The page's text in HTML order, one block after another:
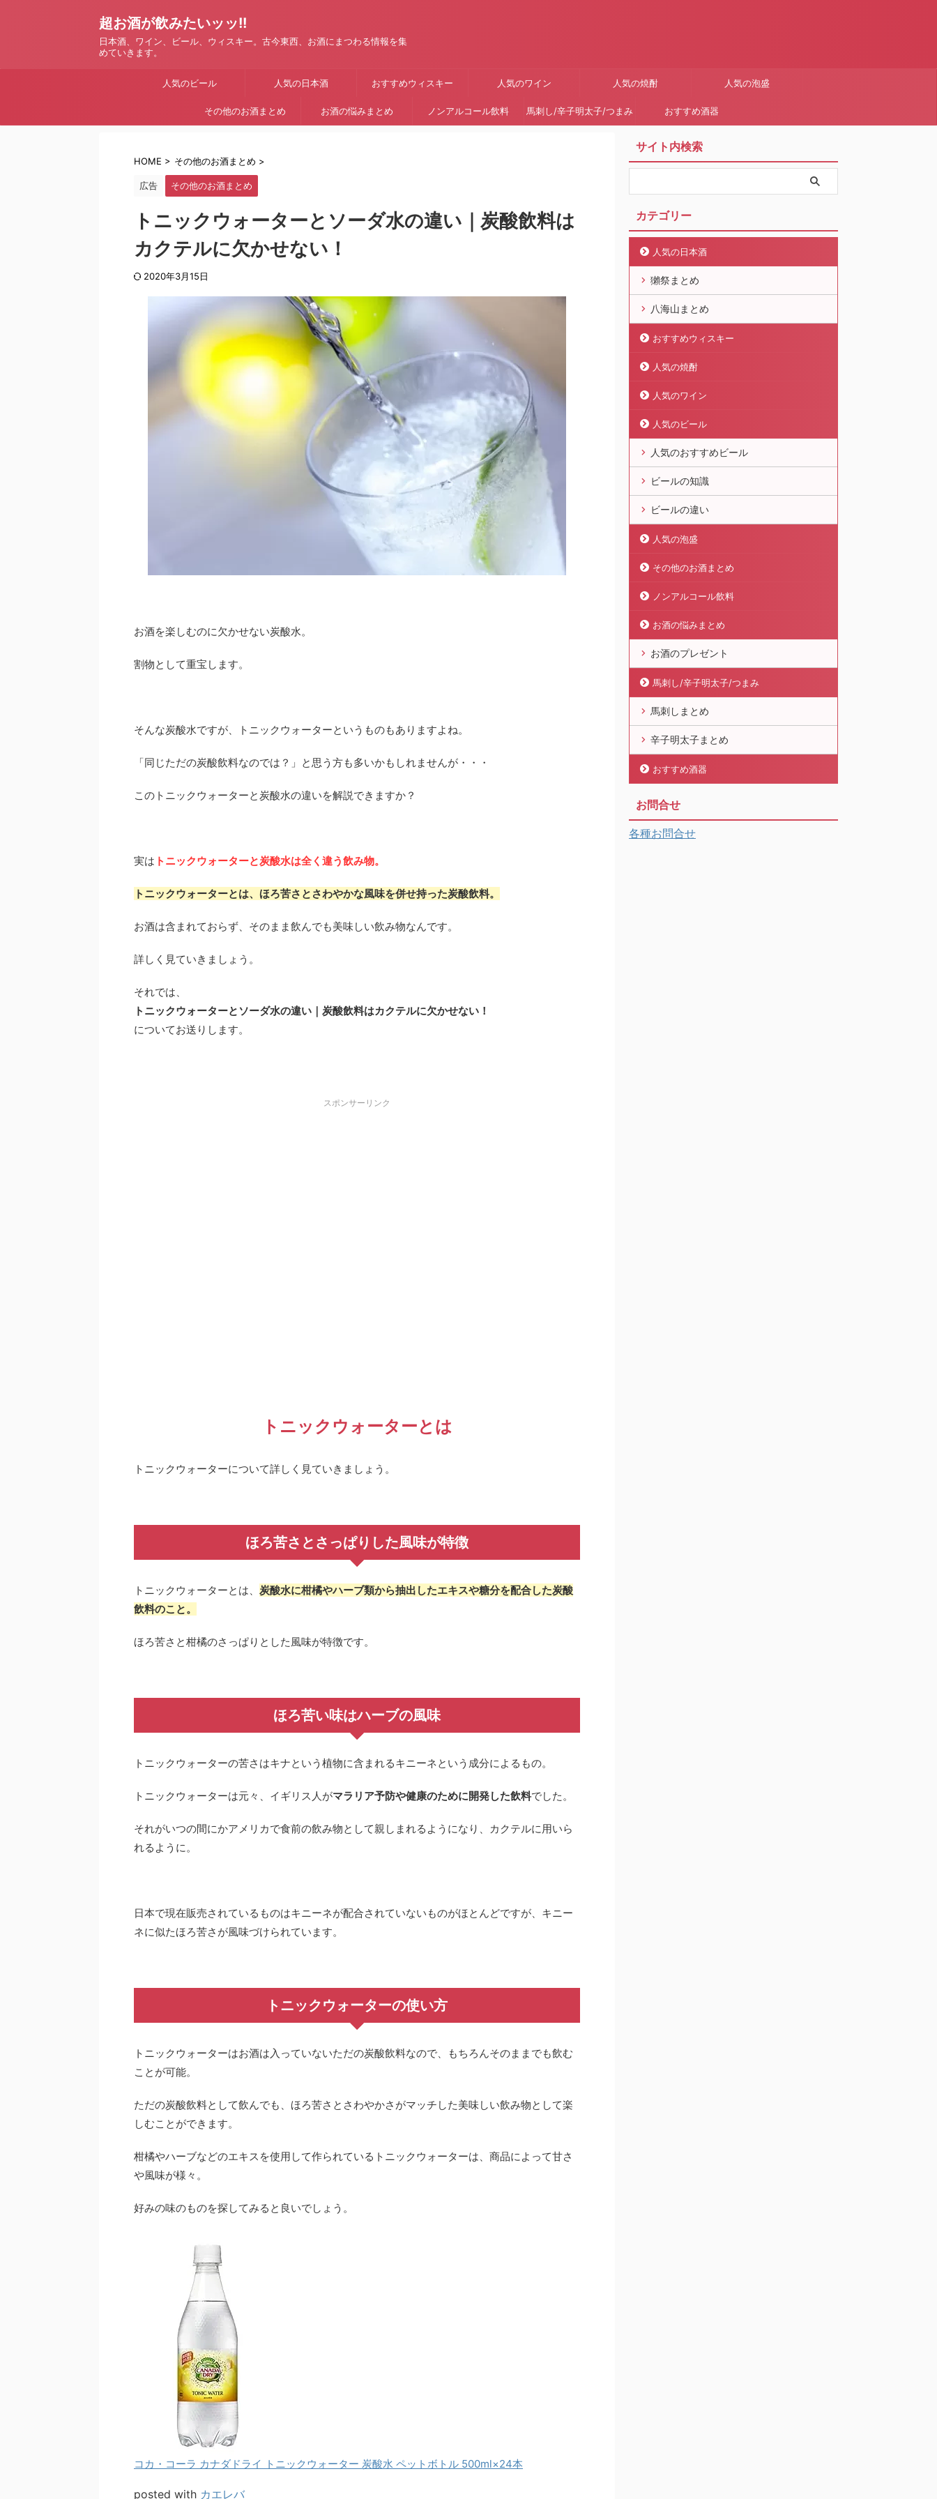
超お酒が飲みたいッッ!!
日本酒、ワイン、ビール、ウィスキー。古今東西、お酒にまつわる情報を集
めていきます。
人気のビール 人気の日本酒 おすすめウィスキー 人気のワイン 人気の焼酎 人気の泡盛
その他のお酒まとめ お酒の悩みまとめ ノンアルコール飲料 馬刺し/辛子明太子/つまみ おすすめ酒器
HOME > その他のお酒まとめ >
広告 その他のお酒まとめ
トニックウォーターとソーダ水の違い｜炭酸飲料は
カクテルに欠かせない！
2020年3月15日
お酒を楽しむのに欠かせない炭酸水。
割物として重宝します。
そんな炭酸水ですが、トニックウォーターというものもありますよね。
「同じただの炭酸飲料なのでは？」と思う方も多いかもしれませんが・・・
このトニックウォーターと炭酸水の違いを解説できますか？
実は トニックウォーターと炭酸水は全く違う飲み物。
トニックウォーターとは、ほろ苦さとさわやかな風味を併せ持った炭酸飲料。
お酒は含まれておらず、そのまま飲んでも美味しい飲み物なんです。
詳しく見ていきましょう。
それでは、
トニックウォーターとソーダ水の違い｜炭酸飲料はカクテルに欠かせない！
についてお送りします。
スポンサーリンク
トニックウォーターとは
トニックウォーターについて詳しく見ていきましょう。
ほろ苦さとさっぱりした風味が特徴
トニックウォーターとは、 炭酸水に柑橘やハーブ類から抽出したエキスや糖分を配合した炭酸
飲料のこと。
ほろ苦さと柑橘のさっぱりとした風味が特徴です。
ほろ苦い味はハーブの風味
トニックウォーターの苦さはキナという植物に含まれるキニーネという成分によるもの。
トニックウォーターは元々、イギリス人がマラリア予防や健康のために開発した飲料でした。
それがいつの間にかアメリカで食前の飲み物として親しまれるようになり、カクテルに用いら
れるように。
日本で現在販売されているものはキニーネが配合されていないものがほとんどですが、キニー
ネに似たほろ苦さが風味づけられています。
トニックウォーターの使い方
トニックウォーターはお酒は入っていないただの炭酸飲料なので、もちろんそのままでも飲む
ことが可能。
ただの炭酸飲料として飲んでも、ほろ苦さとさわやかさがマッチした美味しい飲み物として楽
しむことができます。
柑橘やハーブなどのエキスを使用して作られているトニックウォーターは、商品によって甘さ
や風味が様々。
好みの味のものを探してみると良いでしょう。
コカ・コーラ カナダドライ トニックウォーター 炭酸水 ペットボトル 500ml×24本
posted with カエレバ
サイト内検索
カテゴリー
人気の日本酒
獺祭まとめ
八海山まとめ
おすすめウィスキー
人気の焼酎
人気のワイン
人気のビール
人気のおすすめビール
ビールの知識
ビールの違い
人気の泡盛
その他のお酒まとめ
ノンアルコール飲料
お酒の悩みまとめ
お酒のプレゼント
馬刺し/辛子明太子/つまみ
馬刺しまとめ
辛子明太子まとめ
おすすめ酒器
お問合せ
各種お問合せ